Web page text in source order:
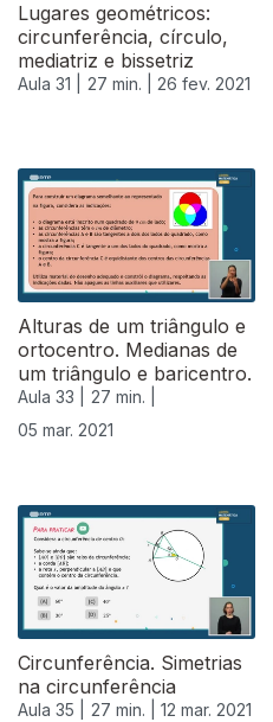
Lugares geométricos:
circunferência, círculo,
mediatriz e bissetriz
Aula 31 | 27 min. | 26 fev. 2021
Alturas de um triângulo e
ortocentro. Medianas de
um triângulo e baricentro.
Aula 33 |
27 min. |
05 mar. 2021
Circunferência. Simetrias
na circunferência
Aula 35 | 27 min. | 12 mar. 2021
531113